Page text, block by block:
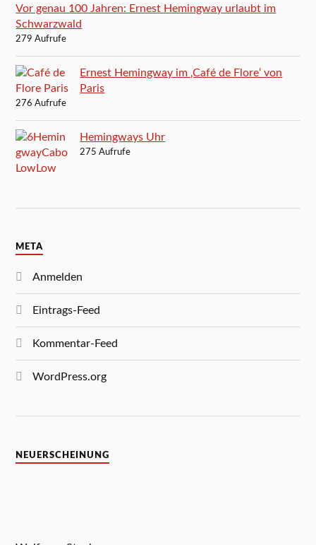
Vor genau 100 Jahren: Ernest Hemingway urlaubt im
Schwarzwald
279 Aufrufe
Ernest Hemingway im ‚Café de Flore‘ von
Paris
276 Aufrufe
Hemingways Uhr
275 Aufrufe
META
Anmelden
Eintrags-Feed
Kommentar-Feed
WordPress.org
NEUERSCHEINUNG